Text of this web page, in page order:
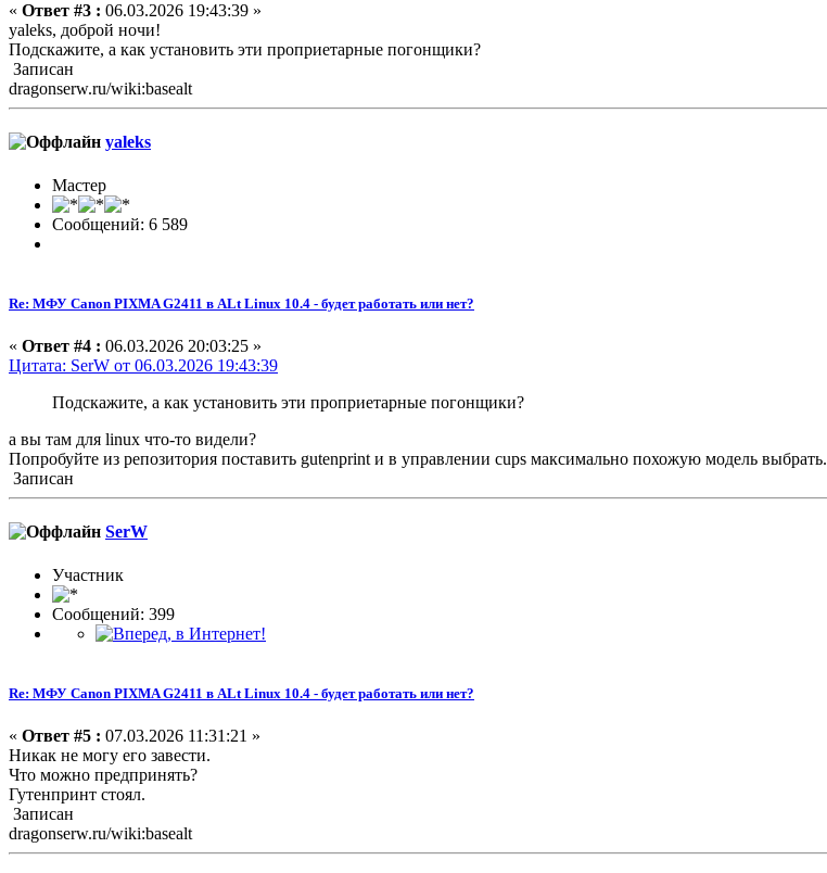
« Ответ #3 : 06.03.2026 19:43:39 »
yaleks, доброй ночи!
Подскажите, а как установить эти проприетарные погонщики?
Записан
dragonserw.ru/wiki:basealt
yaleks
Мастер
Сообщений: 6 589
Re: МФУ Canon PIXMA G2411 в ALt Linux 10.4 - будет работать или нет?
« Ответ #4 : 06.03.2026 20:03:25 »
Цитата: SerW от 06.03.2026 19:43:39
Подскажите, а как установить эти проприетарные погонщики?
а вы там для linux что-то видели?
Попробуйте из репозитория поставить gutenprint и в управлении cups максимально похожую модель выбрать.
Записан
SerW
Участник
Сообщений: 399
Re: МФУ Canon PIXMA G2411 в ALt Linux 10.4 - будет работать или нет?
« Ответ #5 : 07.03.2026 11:31:21 »
Никак не могу его завести.
Что можно предпринять?
Гутенпринт стоял.
Записан
dragonserw.ru/wiki:basealt